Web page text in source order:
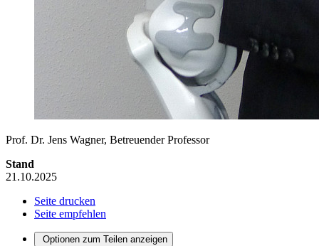
Prof. Dr. Jens Wagner, Betreuender Professor
Stand
21.10.2025
Seite drucken
Seite empfehlen
Optionen zum Teilen anzeigen